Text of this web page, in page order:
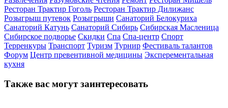
Ресторан Трактир Гоголь Ресторан Трактир Дилижанс
Розыгрыш путевок Розыгрыши Санаторий Белокуриха
Санаторий Катунь Санаторий Сибирь Сибирская Масленица
Сибирское подворье Скидки Спа Спа-центр Спорт
Терренкуры Транспорт Туризм Турнир Фестиваль талантов
Форум Центр превентивной медицины Эксперементальная
кухня
Также вас могут заинтересовать